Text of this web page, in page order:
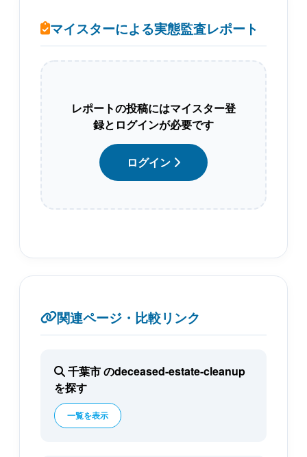
マイスターによる実態監査レポート
レポートの投稿にはマイスター登
録とログインが必要です
ログイン
関連ページ・比較リンク
千葉市 のdeceased-estate-cleanup
を探す
一覧を表示